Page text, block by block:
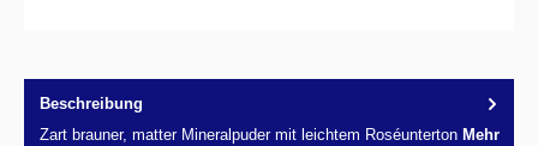
Beschreibung
Zart brauner, matter Mineralpuder mit leichtem Roséunterton Mehr